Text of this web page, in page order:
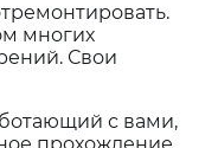
многих
Свои
с вами,